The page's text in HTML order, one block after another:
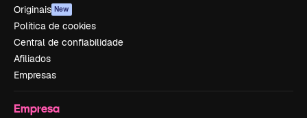
Originais New
Política de cookies
Central de confiabilidade
Afiliados
Empresas
Empresa